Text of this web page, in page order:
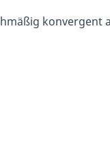
konvergent